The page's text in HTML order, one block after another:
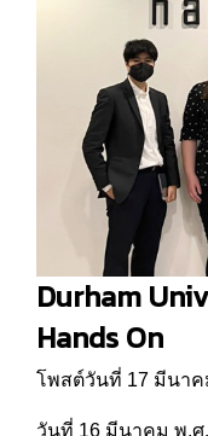
Durham
Hands On
โพสต์วันที่ 17 มีนาค
วันที่ 16 มีนาคม พ.ศ